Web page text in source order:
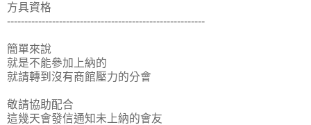
方具資格
---------------------------------------------------------
簡單來說
就是不能參加上納的
就請轉到沒有商館壓力的分會
敬請協助配合
這幾天會發信通知未上納的會友